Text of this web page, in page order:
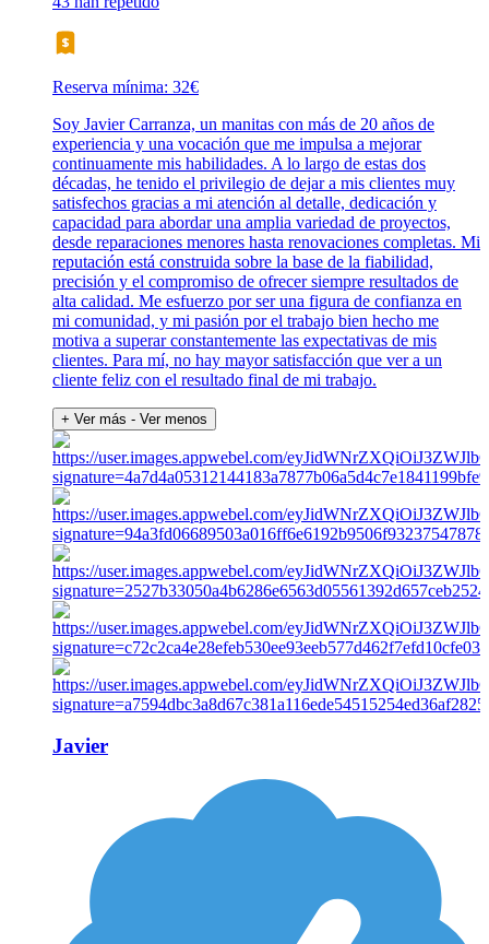
Reserva mínima: 32€
Soy Javier Carranza, un manitas con más de 20 años de
experiencia y una vocación que me impulsa a mejorar
continuamente mis habilidades. A lo largo de estas dos
décadas, he tenido el privilegio de dejar a mis clientes muy
satisfechos gracias a mi atención al detalle, dedicación y
capacidad para abordar una amplia variedad de proyectos,
desde reparaciones menores hasta renovaciones completas. Mi
reputación está construida sobre la base de la fiabilidad,
precisión y el compromiso de ofrecer siempre resultados de
alta calidad. Me esfuerzo por ser una figura de confianza en
mi comunidad, y mi pasión por el trabajo bien hecho me
motiva a superar constantemente las expectativas de mis
clientes. Para mí, no hay mayor satisfacción que ver a un
cliente feliz con el resultado final de mi trabajo.
+ Ver más - Ver menos
Javier